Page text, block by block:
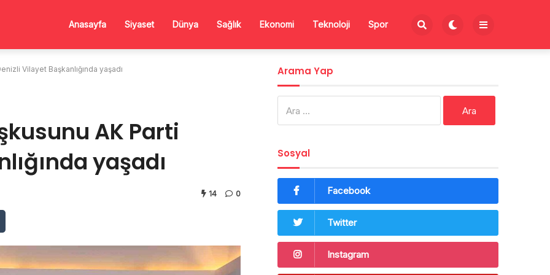
Anasayfa Siyaset Dünya Sağlık Ekonomi Teknoloji Spor
Vilayet Başkanlığında yaşadı
AK Parti
yaşadı
14 0
Arama Yap
Sosyal
Facebook
Twitter
Instagram